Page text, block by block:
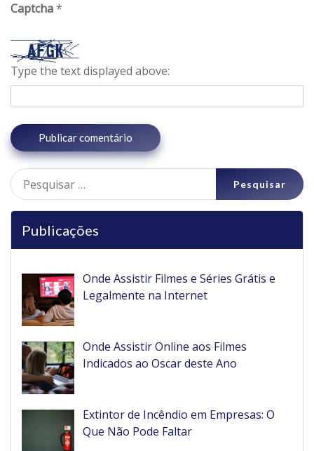
Captcha*
Type the text displayed above:
Pesquisar
por:
Publicações
Onde Assistir Filmes e Séries Grátis e
Legalmente na Internet
Onde Assistir Online aos Filmes
Indicados ao Oscar deste Ano
Extintor de Incêndio em Empresas: O
Que Não Pode Faltar